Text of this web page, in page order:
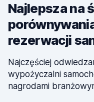
Najlepsza na
rezerwacji
Najczęściej
wypożyczalni
nagrodami